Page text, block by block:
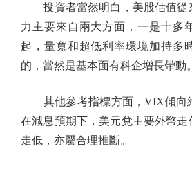
投資者當然明白，美股估值從
力主要來自兩大方面，一是十多
起，量寬和超低利率環境加持多
的，當然是基本面有科企增長帶動。
其他參考指標方面，VIX傾向
在減息預期下，美元兌主要外幣走
走低，亦屬合理推斷。